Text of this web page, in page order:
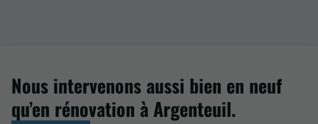
Nous intervenons aussi bien en neuf
qu’en rénovation à Argenteuil.